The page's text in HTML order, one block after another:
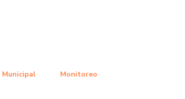
Municipal Monitoreo